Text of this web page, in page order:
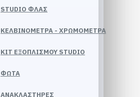
STUDIO ΦΛΑΣ
ΚΕΛΒΙΝΟΜΕΤΡΑ - ΧΡΩΜΟΜΕΤΡΑ
KIT ΕΞΟΠΛΙΣΜΟΥ STUDIO
ΦΩΤΑ
ΑΝΑΚΛΑΣΤΗΡΕΣ